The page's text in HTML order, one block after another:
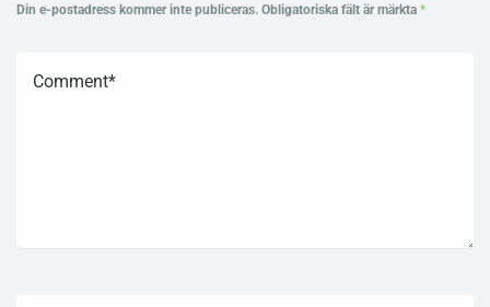
Din e-postadress kommer inte publiceras. Obligatoriska fält är märkta *